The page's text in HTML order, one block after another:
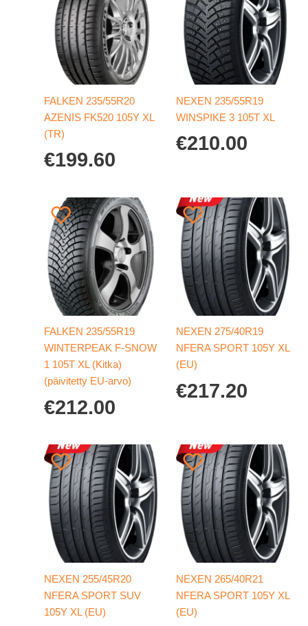
FALKEN 235/55R20
AZENIS FK520 105Y XL
(TR)
€199.60
NEXEN 235/55R19
WINSPIKE 3 105T XL
€210.00
FALKEN 235/55R19
WINTERPEAK F-SNOW
1 105T XL (Kitka)
(päivitetty EU-arvo)
€212.00
NEXEN 275/40R19
NFERA SPORT 105Y XL
(EU)
€217.20
NEXEN 255/45R20
NFERA SPORT SUV
105Y XL (EU)
NEXEN 265/40R21
NFERA SPORT 105Y XL
(EU)